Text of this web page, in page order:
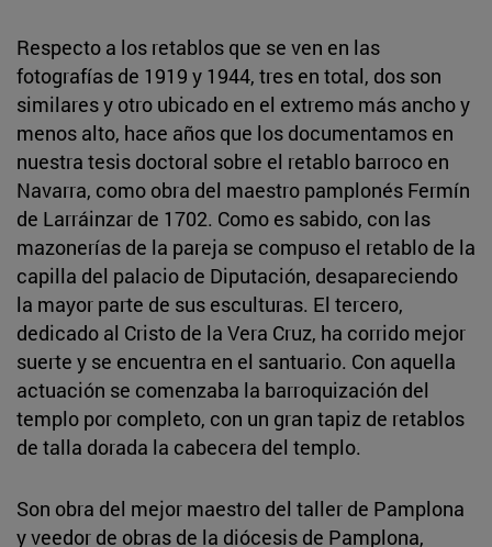
Respecto a los retablos que se ven en las
fotografías de 1919 y 1944, tres en total, dos son
similares y otro ubicado en el extremo más ancho y
menos alto, hace años que los documentamos en
nuestra tesis doctoral sobre el retablo barroco en
Navarra, como obra del maestro pamplonés Fermín
de Larráinzar de 1702. Como es sabido, con las
mazonerías de la pareja se compuso el retablo de la
capilla del palacio de Diputación, desapareciendo
la mayor parte de sus esculturas. El tercero,
dedicado al Cristo de la Vera Cruz, ha corrido mejor
suerte y se encuentra en el santuario. Con aquella
actuación se comenzaba la barroquización del
templo por completo, con un gran tapiz de retablos
de talla dorada la cabecera del templo.
Son obra del mejor maestro del taller de Pamplona
y veedor de obras de la diócesis de Pamplona,